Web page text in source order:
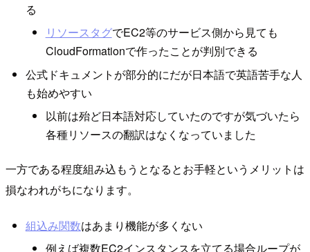
る
リソースタグでEC2等のサービス側から見ても
CloudFormationで作ったことが判別できる
公式ドキュメントが部分的にだが日本語で英語苦手な人
も始めやすい
以前は殆ど日本語対応していたのですが気づいたら
各種リソースの翻訳はなくなっていました
一方である程度組み込もうとなるとお手軽というメリットは
損なわれがちになります。
組込み関数はあまり機能が多くない
例えば複数EC2インスタンスを立てる場合ループが